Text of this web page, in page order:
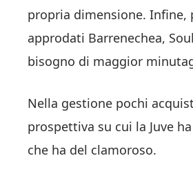
propria dimensione. Infine,
approdati Barrenechea,
bisogno di maggior
Nella gestione pochi
prospettiva su cui la Juve
che ha del clamoroso.